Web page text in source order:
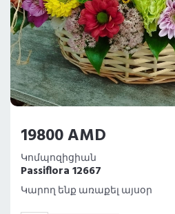
19800 AMD
Կոմպոզիցիան
Passiflora 12667
Կարող ենք առաքել այսօր